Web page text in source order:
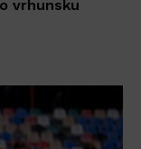
vrhunsku